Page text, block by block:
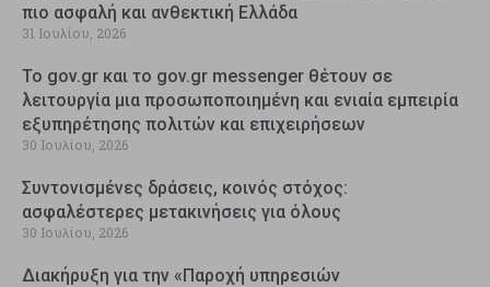
πιο ασφαλή και ανθεκτική Ελλάδα
31 Ιουλίου, 2026
Το gov.gr και το gov.gr messenger θέτουν σε
λειτουργία μια προσωποποιημένη και ενιαία εμπειρία
εξυπηρέτησης πολιτών και επιχειρήσεων
30 Ιουλίου, 2026
Συντονισμένες δράσεις, κοινός στόχος:
ασφαλέστερες μετακινήσεις για όλους
30 Ιουλίου, 2026
Διακήρυξη για την «Παροχή υπηρεσιών